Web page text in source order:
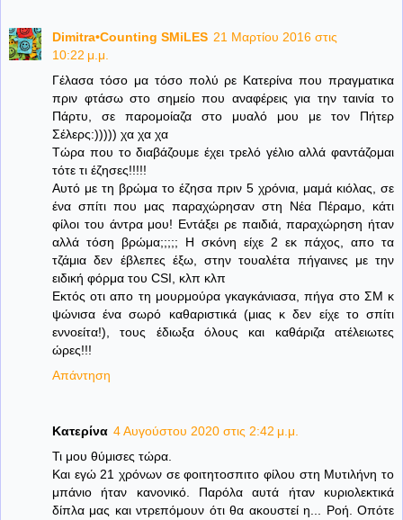
Dimitra•Counting SΜiLES 21 Μαρτίου 2016 στις
10:22 μ.μ.
Γέλασα τόσο μα τόσο πολύ ρε Κατερίνα που πραγματικα
πριν φτάσω στο σημείο που αναφέρεις για την ταινία το
Πάρτυ, σε παρομοίαζα στο μυαλό μου με τον Πήτερ
Σέλερς:))))) χα χα χα
Τώρα που το διαβάζουμε έχει τρελό γέλιο αλλά φαντάζομαι
τότε τι έζησες!!!!!
Αυτό με τη βρώμα το έζησα πριν 5 χρόνια, μαμά κιόλας, σε
ένα σπίτι που μας παραχώρησαν στη Νέα Πέραμο, κάτι
φίλοι του άντρα μου! Εντάξει ρε παιδιά, παραχώρηση ήταν
αλλά τόση βρώμα;;;;; Η σκόνη είχε 2 εκ πάχος, απο τα
τζάμια δεν έβλεπες έξω, στην τουαλέτα πήγαινες με την
ειδική φόρμα του CSI, κλπ κλπ
Εκτός οτι απο τη μουρμούρα γκαγκάνιασα, πήγα στο ΣΜ κ
ψώνισα ένα σωρό καθαριστικά (μιας κ δεν είχε το σπίτι
εννοείτα!), τους έδιωξα όλους και καθάριζα ατέλειωτες
ώρες!!!
Απάντηση
Κατερίνα 4 Αυγούστου 2020 στις 2:42 μ.μ.
Τι μου θύμισες τώρα.
Και εγώ 21 χρόνων σε φοιτητοσπιτο φίλου στη Μυτιλήνη το
μπάνιο ήταν κανονικό. Παρόλα αυτά ήταν κυριολεκτικά
δίπλα μας και ντρεπόμουν ότι θα ακουστεί η... Ροή. Οπότε